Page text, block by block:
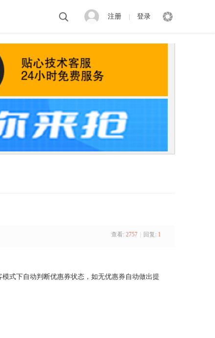
注册 登录
查看: 2757 | 回复: 1
式下自动判断优惠券状态，如无优惠券自动做出提